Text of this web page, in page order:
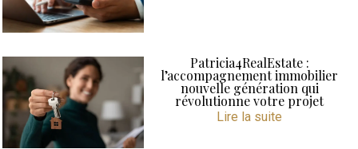
Patricia4RealEstate :
l’accompagnement immobilier
nouvelle génération qui
révolutionne votre projet
Lire la suite